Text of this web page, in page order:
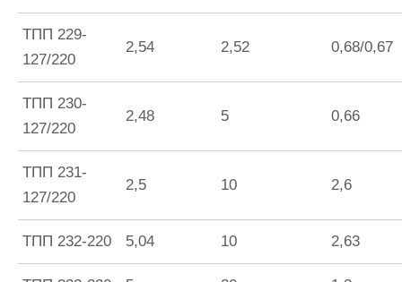
ТПП 229-
127/220
2,54 2,52 0,68/0,67
ТПП 230-
127/220
2,48 5 0,66
ТПП 231-
127/220
2,5 10 2,6
ТПП 232-220 5,04 10 2,63